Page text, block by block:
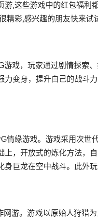
,这些游戏中的红包福利
精彩,感兴趣的朋友快来试
游戏，玩家通过剧情探索
变身，提升自己的战斗
情缘游戏。游戏采用次世
，开放式的炼化方法，
巨龙在空中战斗。此外
游。游戏以原始人狩猎